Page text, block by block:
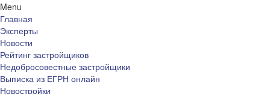
Menu
Главная
Эксперты
Новости
Рейтинг застройщиков
Недобросовестные застройщики
Выписка из ЕГРН онлайн
Новостройки